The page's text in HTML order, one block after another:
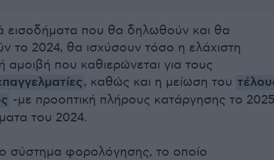
εισοδήματα που θα δηλωθούν και θα
το 2024, θα ισχύσουν τόσο η ελάχιστη
αμοιβή που καθιερώνεται για τους
, καθώς και η μείωση του
-με προοπτική πλήρους κατάργησης το 2025
του 2024.
σύστημα φορολόγησης, το οποίο